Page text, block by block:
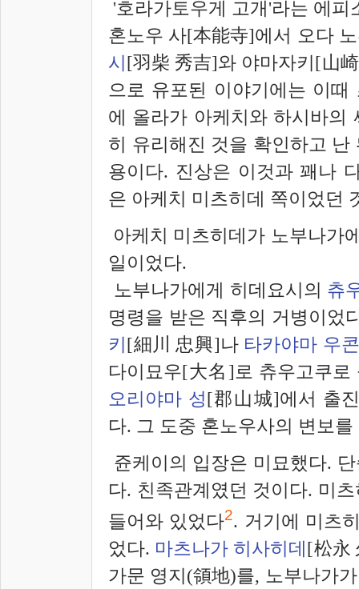
'호라가토우게 고개'라는 에
혼노우 사[本能寺]에서 오다
시[羽柴 秀吉]와 야마자키[山
으로 유포된 이야기에는 이
에 올라가 아케치와 하시바의
히 유리해진 것을 확인하고
용이다. 진상은 이것과 꽤나
은 아케치 미츠히데 쪽이었던
아케치 미츠히데가 노부나가
일이었다.
노부나가에게 히데요시의 츄
명령을 받은 직후의 거병이었
키[細川 忠興]나 타카야마 우콘
다이묘우[大名]로 츄우고쿠
오리야마 성[郡山城]에서 출
다. 그 도중 혼노우사의 변보
쥰케이의 입장은 미묘했다.
다. 친족관계였던 것이다. 미
들어와 있었다2. 거기에 미츠
었다. 마츠나가 히사히데[松永
가문 영지(領地)를, 노부나가